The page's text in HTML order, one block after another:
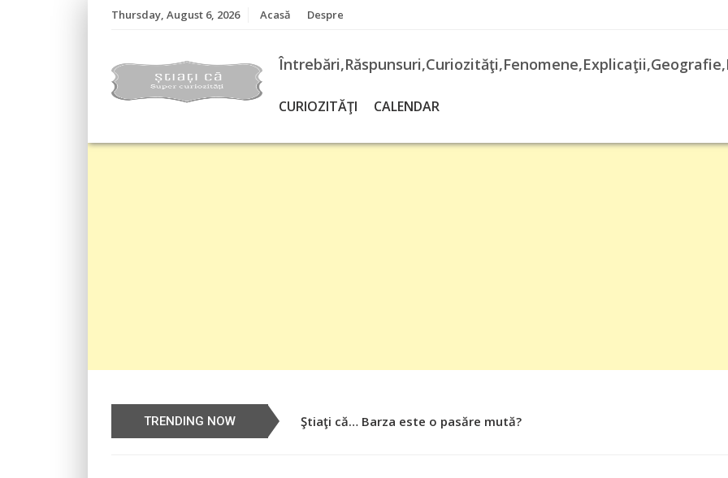
Thursday, August 6, 2026 Acasă Despre
CURIOZITĂŢI CALENDAR
TRENDING NOW Ştiaţi că… Barza este o pasăre mută?
Știați că… Roşiile îsi păstrează substanţele benefice organismului